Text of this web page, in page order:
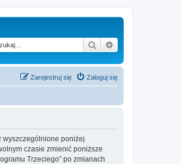
Szukaj
Zaloguj się
Zarejestruj się
wyszczególnione poniżej
czasie zmienić poniższe
Trzeciego” po zmianach